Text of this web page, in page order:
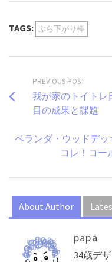
TAGS: ぶら下がり棒
PREVIOUS POST
我が家のトイトレ
目の成果と課題
ベランダ・ウッドデ
コレ！コー
About Author
papa
34歳デ